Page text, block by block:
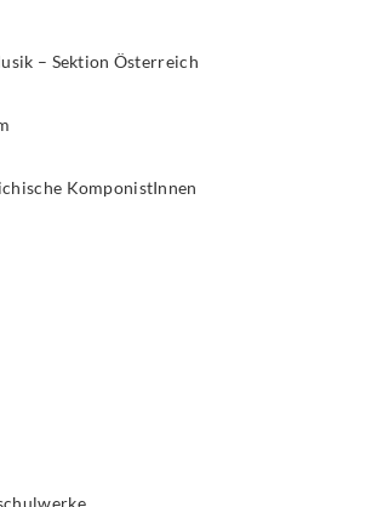
– Sektion Österreich
KomponistInnen